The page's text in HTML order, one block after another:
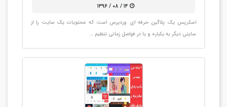
۱۴ / ۰۸ / ۱۳۹۶
اسکرپس یک پلاگین حرفه ای وردپرس است که محتویات یک سایت را از
سایتی دیگر به یکباره و یا در فواصل زمانی تنظیم …